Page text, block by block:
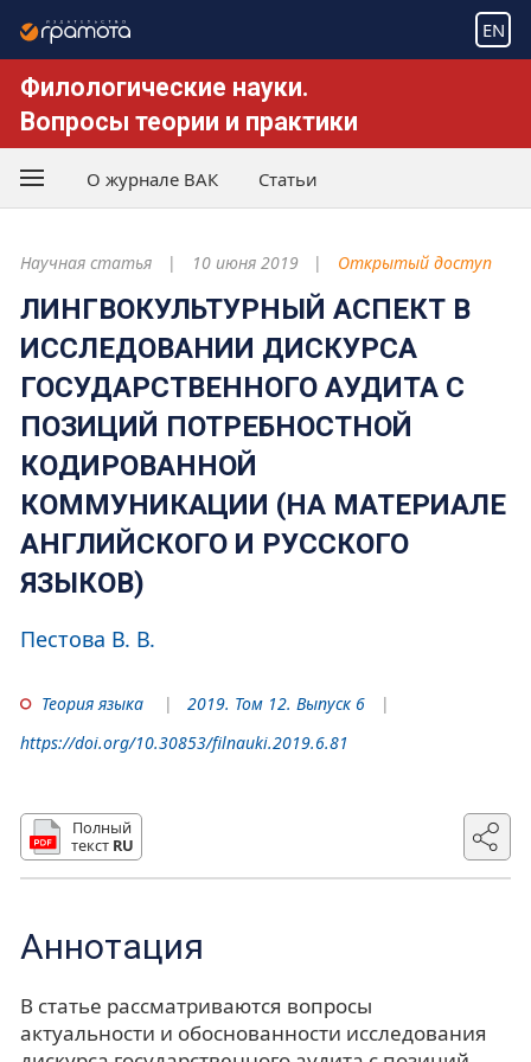
EN
Филологические науки.
Вопросы теории и практики
О журнале ВАК Статьи
Научная статья 10 июня 2019 Открытый доступ
ЛИНГВОКУЛЬТУРНЫЙ АСПЕКТ В
ИССЛЕДОВАНИИ ДИСКУРСА
ГОСУДАРСТВЕННОГО АУДИТА С
ПОЗИЦИЙ ПОТРЕБНОСТНОЙ
КОДИРОВАННОЙ
КОММУНИКАЦИИ (НА МАТЕРИАЛЕ
АНГЛИЙСКОГО И РУССКОГО
ЯЗЫКОВ)
Пестова В. В.
Теория языка
2019. Том 12. Выпуск 6
https://doi.org/10.30853/filnauki.2019.6.81
Полный
текст RU
Аннотация
В статье рассматриваются вопросы
актуальности и обоснованности исследования